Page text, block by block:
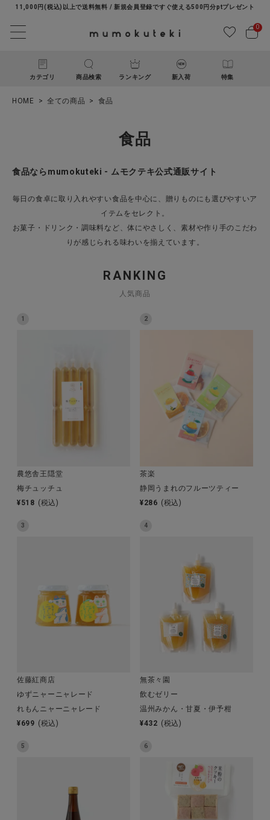
11,000円(税込)以上で送料無料 / 新規会員登録ですぐ使える500円分ptプレゼント
0
カテゴリ 商品検索 ランキング 新入荷 特集
ACCOUNT MENU
新規会員登録
ファッション雑貨
生活雑貨
ギフト
ご利用ガイド
ショップリスト
HOME 全ての商品 食品
食品
食品ならmumokuteki - ムモクテキ公式通販サイト
毎日の食卓に取り入れやすい食品を中心に、贈りものにも選びやすいア
イテムをセレクト。
お菓子・ドリンク・調味料など、体にやさしく、素材や作り手のこだわ
りが感じられる味わいを揃えています。
RANKING
人気商品
1
農悠舎王隠堂
梅チュッチュ
¥518 (税込)
2
茶楽
静岡うまれのフルーツティー
¥286 (税込)
3
佐藤紅商店
ゆずニャーニャレード
れもんニャーニャレード
¥699 (税込)
4
無茶々園
飲むゼリー
温州みかん・甘夏・伊予柑
¥432 (税込)
5 6